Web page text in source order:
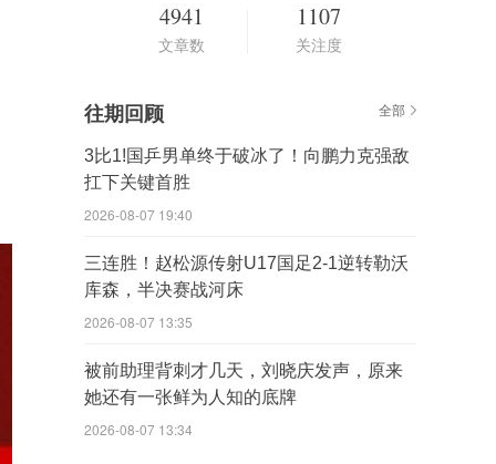
4941
文章数
1107
关注度
往期回顾 全部
3比1!国乒男单终于破冰了！向鹏力克强敌
扛下关键首胜
2026-08-07 19:40
三连胜！赵松源传射U17国足2-1逆转勒沃
库森，半决赛战河床
2026-08-07 13:35
被前助理背刺才几天，刘晓庆发声，原来
她还有一张鲜为人知的底牌
2026-08-07 13:34